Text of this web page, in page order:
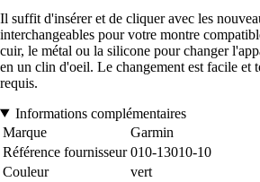
Il suffit d'insérer et de cliquer avec les
interchangeables pour votre montre
cuir, le métal ou la silicone pour changer
en un clin d'oeil. Le changement est facile et
requis.
Informations complémentaires
Marque
Garmin
Référence fournisseur 010-13010-10
Couleur
vert